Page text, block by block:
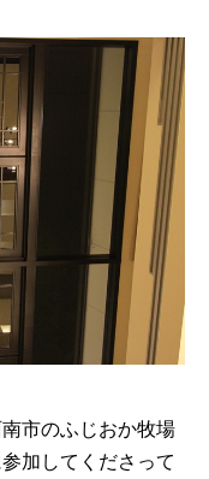
市のふじおか牧場
加してくださって